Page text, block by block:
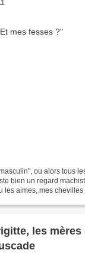
ou alors tous
bien un regard
les aimes, mes
les